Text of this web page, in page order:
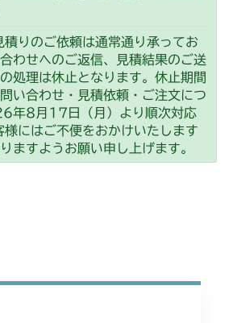
積りのご依頼は通常通り承ってお
わせへのご返信、見積結果のご送
処理は休止となります。休止期間
い合わせ・見積依頼・ご注文につ
年8月17日（月）より順次対応
にはご不便をおかけいたします
ますようお願い申し上げます。